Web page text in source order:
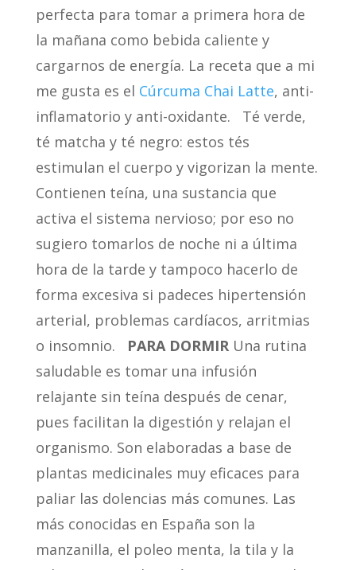
perfecta para tomar a primera hora de
la mañana como bebida caliente y
cargarnos de energía. La receta que a mi
me gusta es el Cúrcuma Chai Latte, anti-
inflamatorio y anti-oxidante. Té verde,
té matcha y té negro: estos tés
estimulan el cuerpo y vigorizan la mente.
Contienen teína, una sustancia que
activa el sistema nervioso; por eso no
sugiero tomarlos de noche ni a última
hora de la tarde y tampoco hacerlo de
forma excesiva si padeces hipertensión
arterial, problemas cardíacos, arritmias
o insomnio. PARA DORMIRUna rutina
saludable es tomar una infusión
relajante sin teína después de cenar,
pues facilitan la digestión y relajan el
organismo. Son elaboradas a base de
plantas medicinales muy eficaces para
paliar las dolencias más comunes. Las
más conocidas en España son la
manzanilla, el poleo menta, la tila y la